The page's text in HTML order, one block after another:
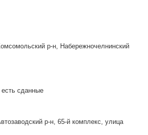
р-н, Набережночелнинский
сданные
р-н, 65-й комплекс, улица